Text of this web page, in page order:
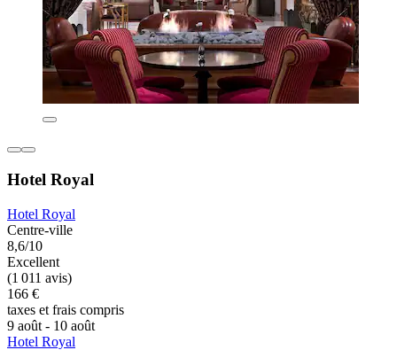
Hotel Royal
Hotel Royal
Centre-ville
8,6/10
Excellent
(1 011 avis)
166 €
taxes et frais compris
9 août - 10 août
Hotel Royal